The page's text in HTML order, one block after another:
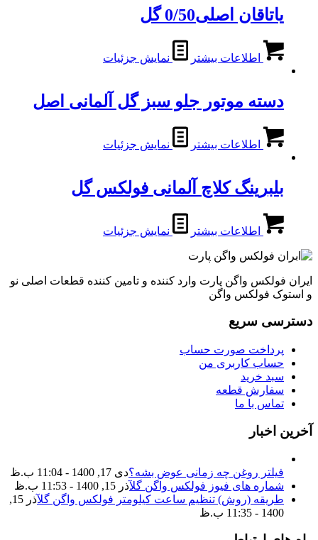
یاتاقان اصلی0/50 گل
اطلاعات بیشتر نمایش جزئیات
دسته موتور جلو سبز گل آلمانی اصل
اطلاعات بیشتر نمایش جزئیات
بلبرینگ کلاچ آلمانی فولکس گل
اطلاعات بیشتر نمایش جزئیات
ایران فولکس واگن پارت وارد کننده و تامین کننده قطعات اصلی نو
و استوک فولکس واگن
دسترسی سریع
پرداخت صورت حساب
حساب کاربری من
سبد خرید
سفارش قطعه
تماس با ما
آخرین اخبار
فیلتر روغن چه زمانی عوض بشه؟دی 17, 1400 - 11:04 ب.ظ
شماره های فیوز فولکس واگن گلآذر 15, 1400 - 11:53 ب.ظ
طریقه (روش) تنظیم ساعت کیلومتر فولکس واگن گل
آذر 15,
1400 - 11:35 ب.ظ